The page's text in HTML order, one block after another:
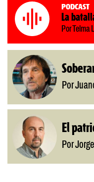
Podcast
La
Por Telma
Por
El
Por